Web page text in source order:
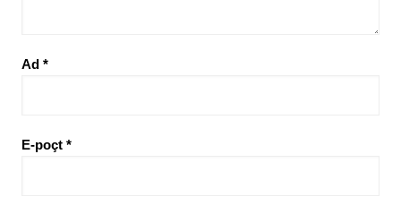
Ad *
E-poçt *